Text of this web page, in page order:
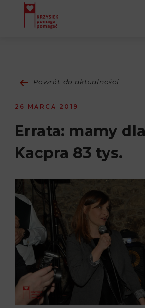
NAPISALI O NAS
GALERIA
NASI BENEFICJENCI
SULEJMAN
WYDARZENIA
KONTAKT
REJESTRACJA
Powrót do aktualności
26 MARCA 2019
Errata: mamy dla
Kacpra 83 tys.